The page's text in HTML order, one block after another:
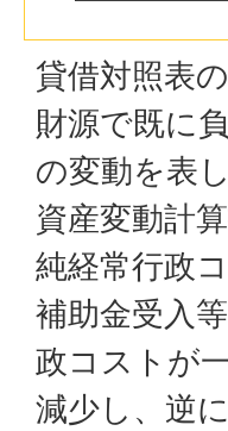
貸借対照表
財源で既に
の変動を表
資産変動計
純経常行政
補助金受入
政コストが
減少し、逆